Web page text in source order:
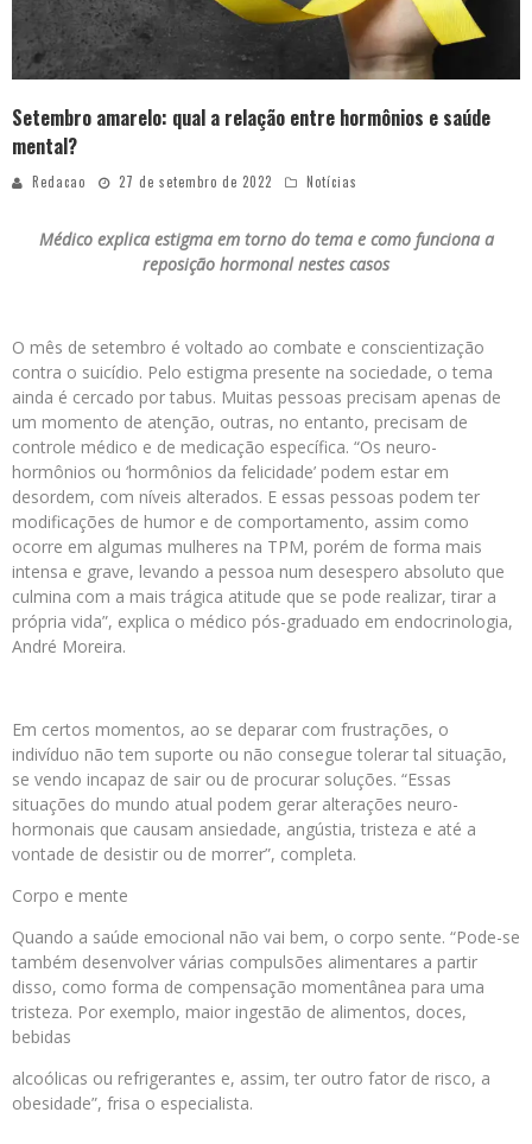
Setembro amarelo: qual a relação entre hormônios e saúde
mental?
Redacao 27 de setembro de 2022 Notícias
Médico explica estigma em torno do tema e como funciona a
reposição hormonal nestes casos
O mês de setembro é voltado ao combate e conscientização
contra o suicídio. Pelo estigma presente na sociedade, o tema
ainda é cercado por tabus. Muitas pessoas precisam apenas de
um momento de atenção, outras, no entanto, precisam de
controle médico e de medicação específica. “Os neuro-
hormônios ou ‘hormônios da felicidade’ podem estar em
desordem, com níveis alterados. E essas pessoas podem ter
modificações de humor e de comportamento, assim como
ocorre em algumas mulheres na TPM, porém de forma mais
intensa e grave, levando a pessoa num desespero absoluto que
culmina com a mais trágica atitude que se pode realizar, tirar a
própria vida”, explica o médico pós-graduado em endocrinologia,
André Moreira.
Em certos momentos, ao se deparar com frustrações, o
indivíduo não tem suporte ou não consegue tolerar tal situação,
se vendo incapaz de sair ou de procurar soluções. “Essas
situações do mundo atual podem gerar alterações neuro-
hormonais que causam ansiedade, angústia, tristeza e até a
vontade de desistir ou de morrer”, completa.
Corpo e mente
Quando a saúde emocional não vai bem, o corpo sente. “Pode-se
também desenvolver várias compulsões alimentares a partir
disso, como forma de compensação momentânea para uma
tristeza. Por exemplo, maior ingestão de alimentos, doces,
bebidas
alcoólicas ou refrigerantes e, assim, ter outro fator de risco, a
obesidade”, frisa o especialista.